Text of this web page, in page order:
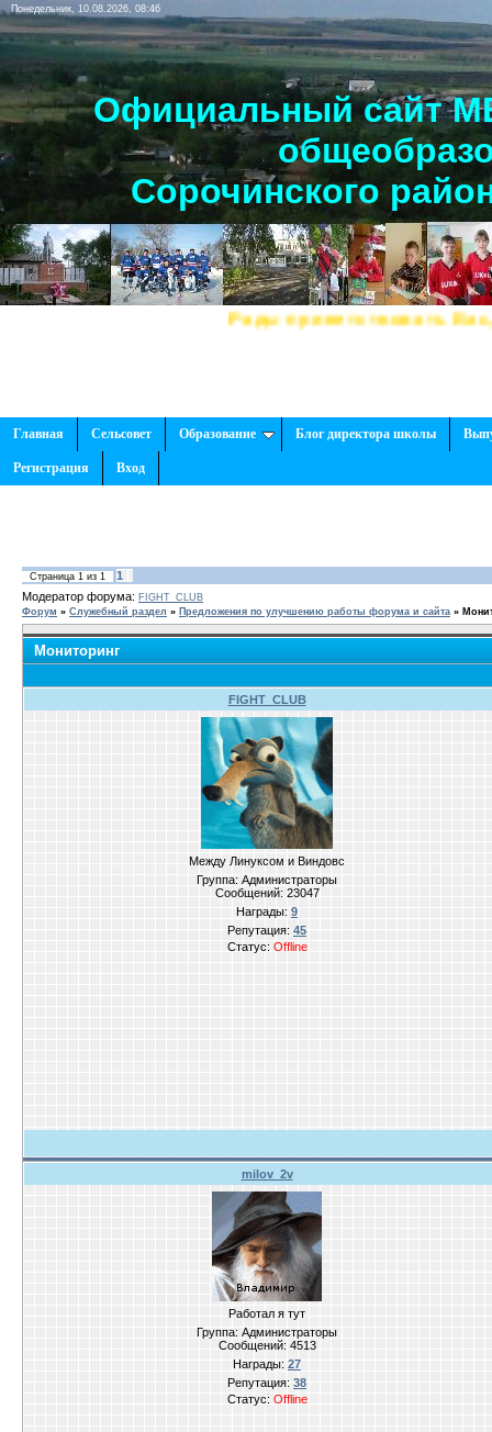
Понедельник, 10.08.2026, 08:46
Официальный сайт
Сорочинского
Рады приветствовать Вас, на нашем
Главная Сельсовет Образование Блог директора школы
Регистрация Вход
Страница 1 из 1
1
Модератор форума: FIGHT_CLUB
Форум » Служебный раздел » Предложения по улучшению работы форума и сайта »
Мониторинг
FIGHT_CLUB
Между Линуксом и Виндовс
Группа: Администраторы
Сообщений: 23047
Награды: 9
Репутация: 45
Статус: Offline
milov_2v
Работал я тут
Группа: Администраторы
Сообщений: 4513
Награды: 27
Репутация: 38
Статус: Offline